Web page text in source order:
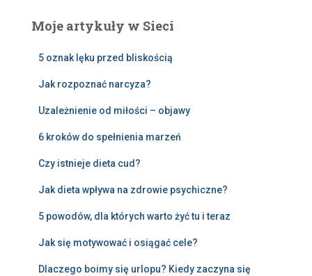
Moje artykuły w Sieci
5 oznak lęku przed bliskością
Jak rozpoznać narcyza?
Uzależnienie od miłości – objawy
6 kroków do spełnienia marzeń
Czy istnieje dieta cud?
Jak dieta wpływa na zdrowie psychiczne?
5 powodów, dla których warto żyć tu i teraz
Jak się motywować i osiągać cele?
Dlaczego boimy się urlopu? Kiedy zaczyna się